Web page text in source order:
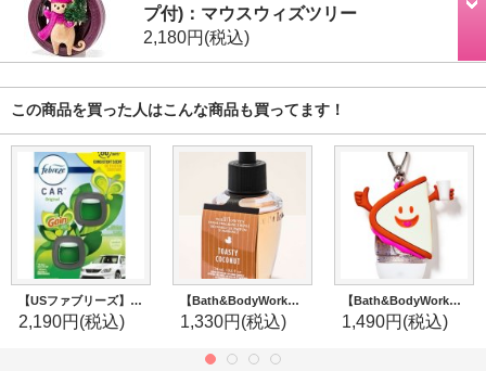
プ付)：マウスウィズツリー
2,180円(税込)
この商品を買った人はこんな商品も買ってます！
【USファブリーズ】車用芳香剤(2個入り)：Gain ゲインオリジナル
2,190円(税込)
【Bath&BodyWorks】Wallflowers詰替リフィル：トースティーココナッツ
1,330円(税込)
【Bath&BodyWorks】ミニハンドジェルホルダー：Happy PB&J
1,490円(税込)